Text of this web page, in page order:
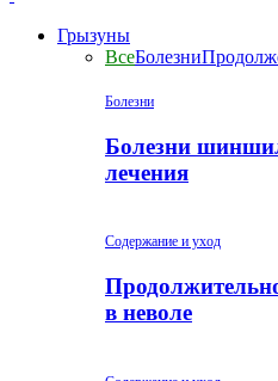
Грызуны
ВсеБолезни
Болезни
Болезни
лечения
Содержание и уход
в неволе